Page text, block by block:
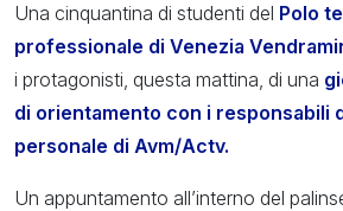
Una cinquantina di studenti del Polo
professionale di Venezia
i protagonisti, questa mattina, di una
di orientamento con i responsabili
personale di Avm/Actv.
Un appuntamento all’interno del